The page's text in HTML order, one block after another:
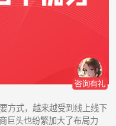
式，越来越受到线上线下
巨头也纷繁加大了布局力